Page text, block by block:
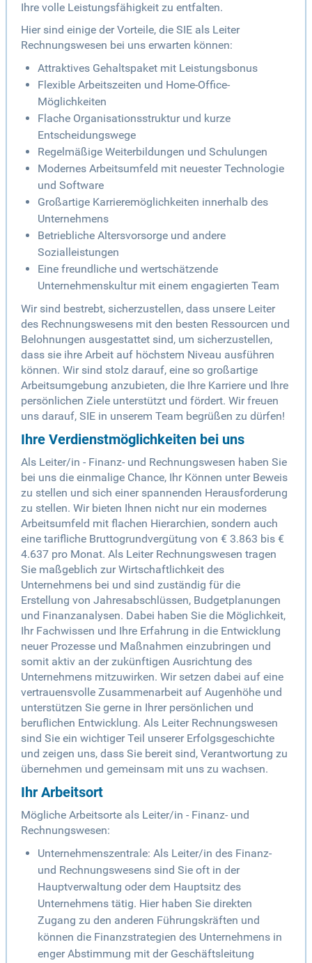
Ihre volle Leistungsfähigkeit zu entfalten.
Hier sind einige der Vorteile, die SIE als Leiter
Rechnungswesen bei uns erwarten können:
Attraktives Gehaltspaket mit Leistungsbonus
Flexible Arbeitszeiten und Home-Office-
Möglichkeiten
Flache Organisationsstruktur und kurze
Entscheidungswege
Regelmäßige Weiterbildungen und Schulungen
Modernes Arbeitsumfeld mit neuester Technologie
und Software
Großartige Karrieremöglichkeiten innerhalb des
Unternehmens
Betriebliche Altersvorsorge und andere
Sozialleistungen
Eine freundliche und wertschätzende
Unternehmenskultur mit einem engagierten Team
Wir sind bestrebt, sicherzustellen, dass unsere Leiter
des Rechnungswesens mit den besten Ressourcen und
Belohnungen ausgestattet sind, um sicherzustellen,
dass sie ihre Arbeit auf höchstem Niveau ausführen
können. Wir sind stolz darauf, eine so großartige
Arbeitsumgebung anzubieten, die Ihre Karriere und Ihre
persönlichen Ziele unterstützt und fördert. Wir freuen
uns darauf, SIE in unserem Team begrüßen zu dürfen!
Ihre Verdienstmöglichkeiten bei uns
Als Leiter/in - Finanz- und Rechnungswesen haben Sie
bei uns die einmalige Chance, Ihr Können unter Beweis
zu stellen und sich einer spannenden Herausforderung
zu stellen. Wir bieten Ihnen nicht nur ein modernes
Arbeitsumfeld mit flachen Hierarchien, sondern auch
eine tarifliche Bruttogrundvergütung von € 3.863 bis €
4.637 pro Monat. Als Leiter Rechnungswesen tragen
Sie maßgeblich zur Wirtschaftlichkeit des
Unternehmens bei und sind zuständig für die
Erstellung von Jahresabschlüssen, Budgetplanungen
und Finanzanalysen. Dabei haben Sie die Möglichkeit,
Ihr Fachwissen und Ihre Erfahrung in die Entwicklung
neuer Prozesse und Maßnahmen einzubringen und
somit aktiv an der zukünftigen Ausrichtung des
Unternehmens mitzuwirken. Wir setzen dabei auf eine
vertrauensvolle Zusammenarbeit auf Augenhöhe und
unterstützen Sie gerne in Ihrer persönlichen und
beruflichen Entwicklung. Als Leiter Rechnungswesen
sind Sie ein wichtiger Teil unserer Erfolgsgeschichte
und zeigen uns, dass Sie bereit sind, Verantwortung zu
übernehmen und gemeinsam mit uns zu wachsen.
Ihr Arbeitsort
Mögliche Arbeitsorte als Leiter/in - Finanz- und
Rechnungswesen:
Unternehmenszentrale: Als Leiter/in des Finanz-
und Rechnungswesens sind Sie oft in der
Hauptverwaltung oder dem Hauptsitz des
Unternehmens tätig. Hier haben Sie direkten
Zugang zu den anderen Führungskräften und
können die Finanzstrategien des Unternehmens in
enger Abstimmung mit der Geschäftsleitung